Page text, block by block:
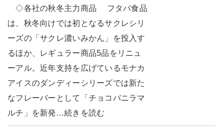
◇各社の秋冬主力商品 フタバ食品
は、秋冬向けでは初となるサクレシリ
ーズの「サクレ濃いみかん」を投入す
るほか、レギュラー商品5品をリニュ
ーアル。近年支持を広げているモナカ
アイスのダンディーシリーズでは新た
なフレーバーとして「チョコバニラマ
ルチ」を新発…続きを読む